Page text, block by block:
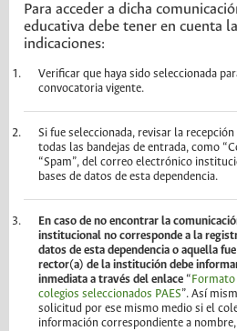
Para acceder a dicha
educativa debe tener en cuenta
indicaciones:
Verificar que haya sido seleccionada
convocatoria vigente.
Si fue seleccionada, revisar la
todas las bandejas de entrada, como
“Spam”, del correo electrónico
bases de datos de esta dependencia.
En caso de no encontrar la
institucional no corresponde a la
datos de esta dependencia o aquella
rector(a) de la institución debe
inmediata a través del enlace“
colegios seleccionados PAES”. Así
solicitud por ese mismo medio si el
información correspondiente a